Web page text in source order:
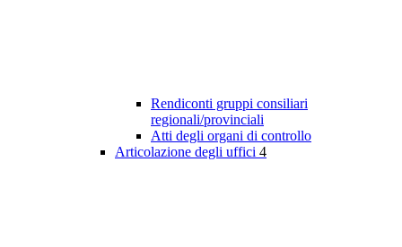
Rendiconti gruppi consiliari
regionali/provinciali
Atti degli organi di controllo
Articolazione degli uffici 4